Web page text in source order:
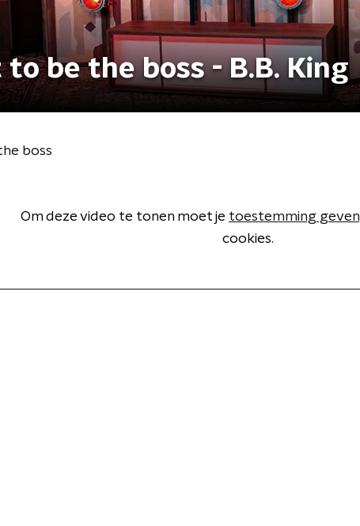
be the boss - B.B. King
boss
Om deze video te tonen moet je toestemming geven
cookies.